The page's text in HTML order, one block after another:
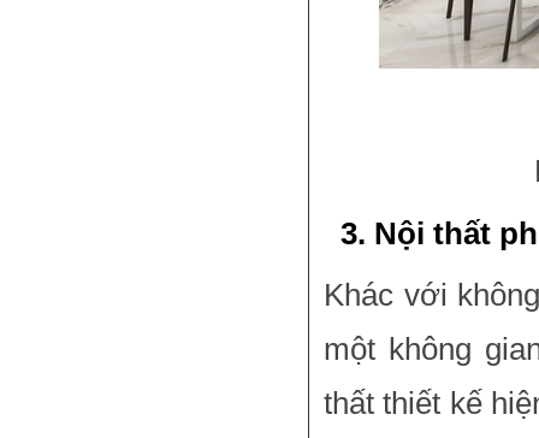
3. Nội thất
Khác với
một không
thất thiết kế